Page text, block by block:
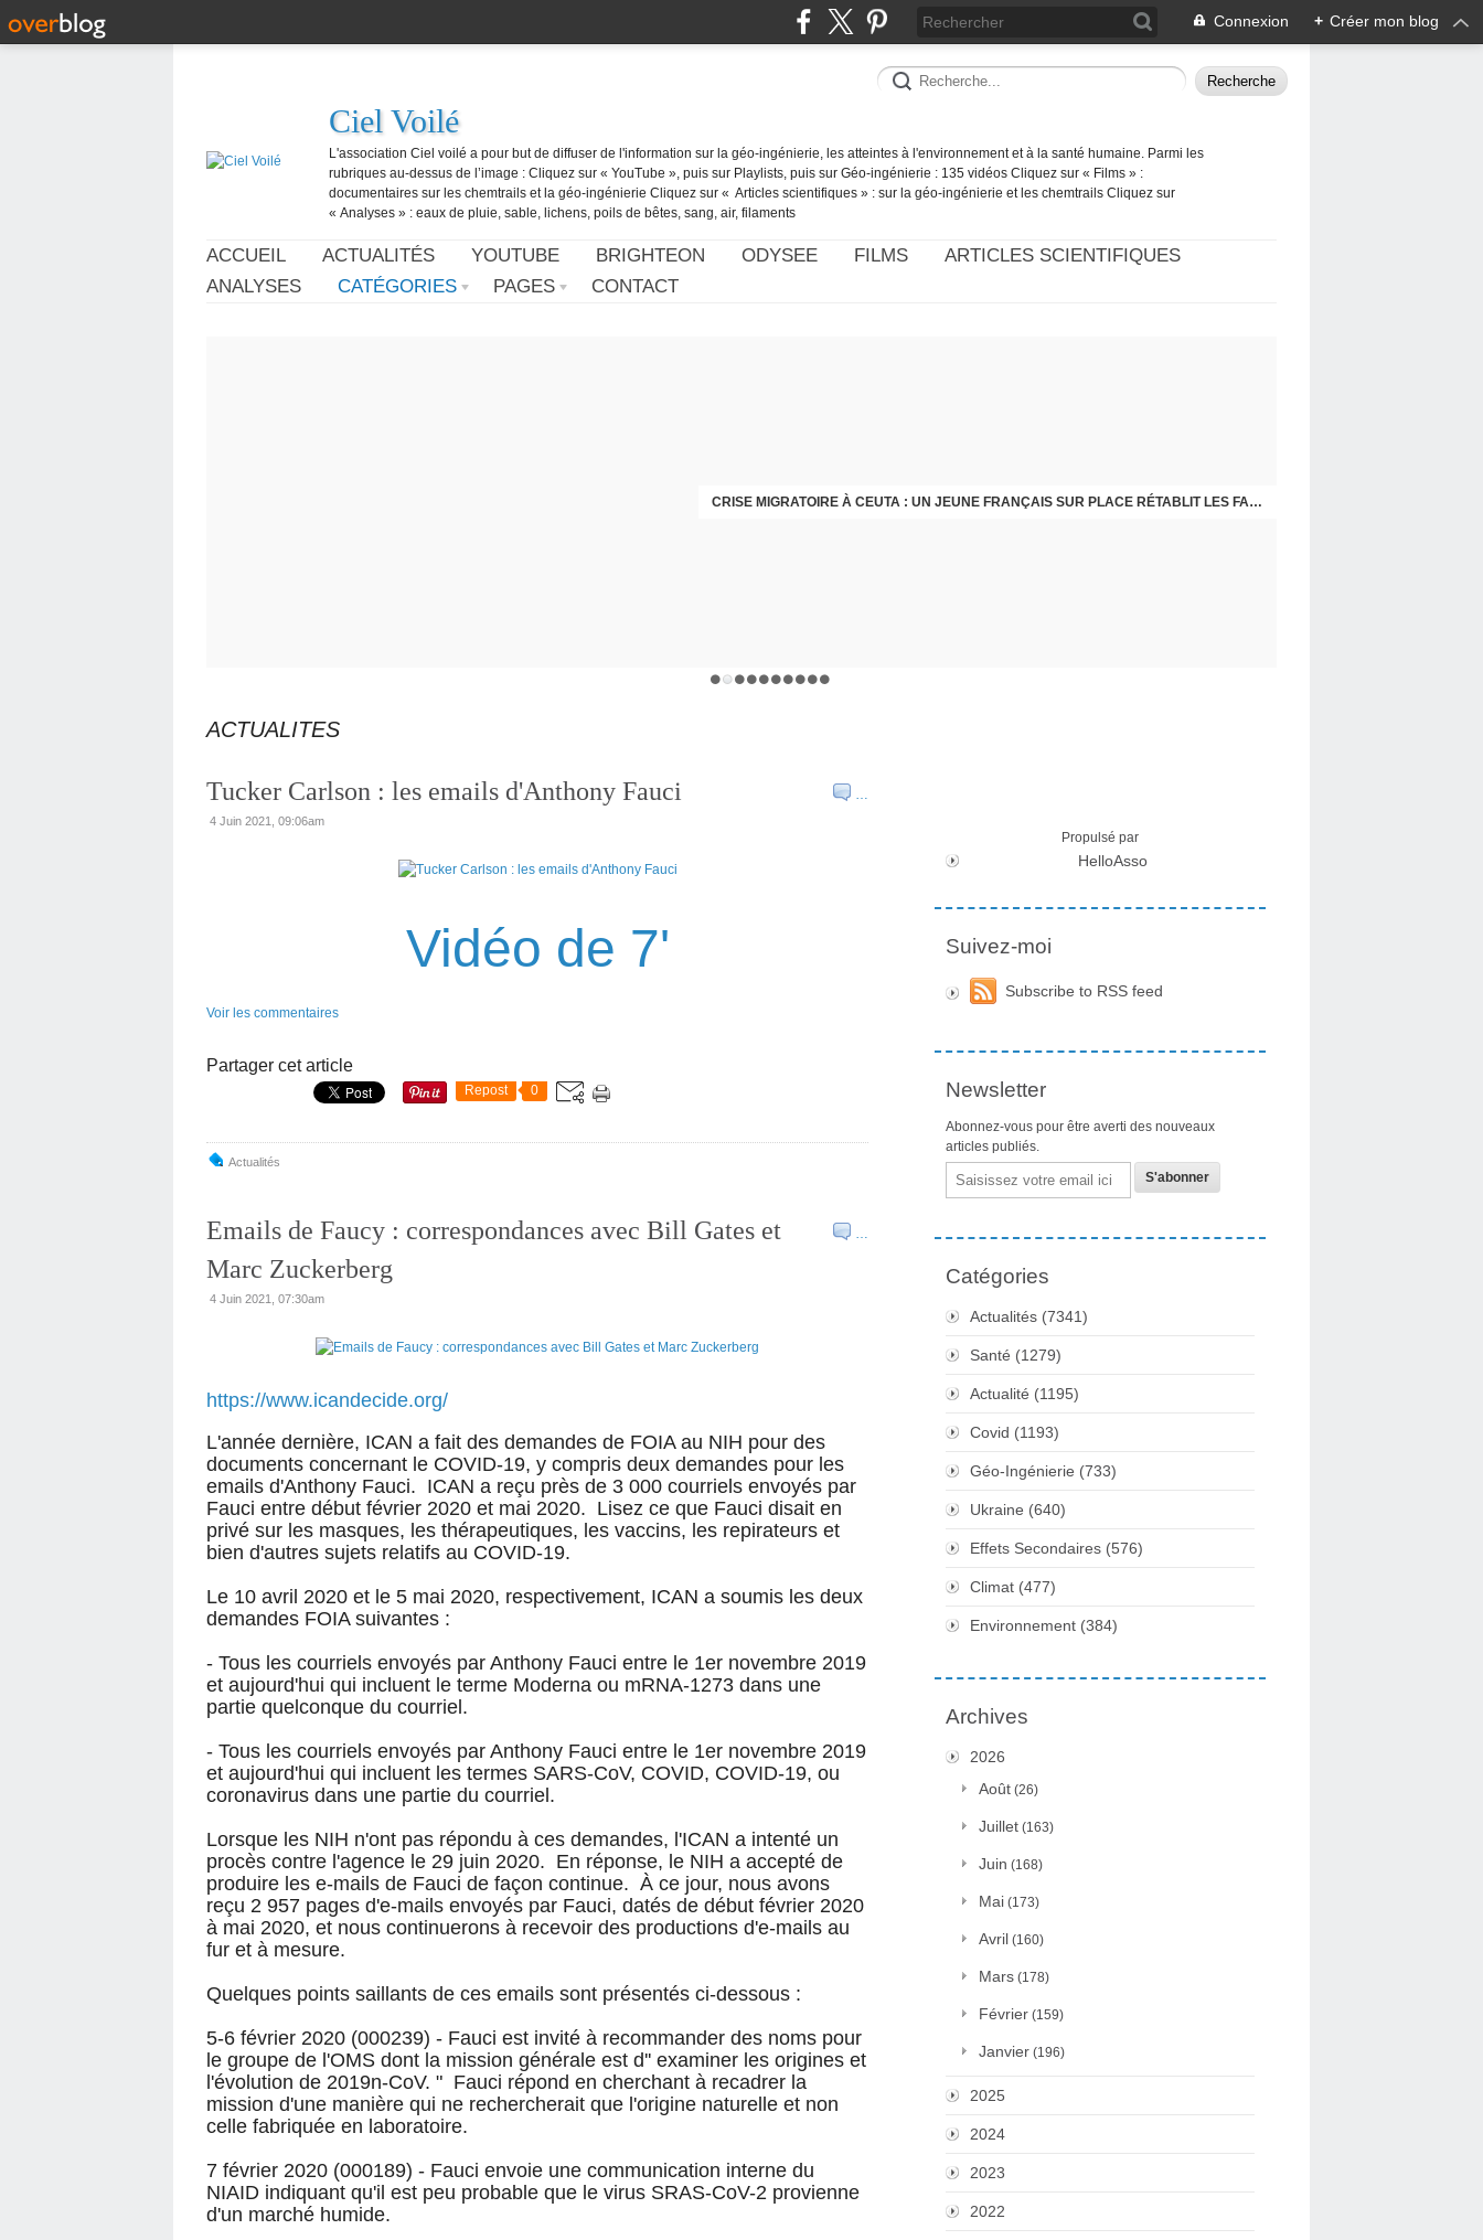
Connexion + Créer mon blog
Ciel Voilé
L'association Ciel voilé a pour but de diffuser de l'information sur la géo-ingénierie, les atteintes à l'environnement et à la santé humaine. Parmi les
rubriques au-dessus de l’image : Cliquez sur « YouTube », puis sur Playlists, puis sur Géo-ingénierie : 135 vidéos Cliquez sur « Films » :
documentaires sur les chemtrails et la géo-ingénierie Cliquez sur « Articles scientifiques » : sur la géo-ingénierie et les chemtrails Cliquez sur
« Analyses » : eaux de pluie, sable, lichens, poils de bêtes, sang, air, filaments
ACCUEIL ACTUALITÉS YOUTUBE BRIGHTEON ODYSEE FILMS
ARTICLES SCIENTIFIQUES
ANALYSES
CATÉGORIES PAGES CONTACT
CRISE MIGRATOIRE À CEUTA : UN JEUNE FRANÇAIS SUR PLACE RÉTABLIT LES FAITS ! - RAPHAËL AYMA
ACTUALITES
…
Tucker Carlson : les emails d'Anthony Fauci
4 Juin 2021, 09:06am
Vidéo de 7'
Voir les commentaires
Partager cet article
Repost 0
Actualités
…
Emails de Faucy : correspondances avec Bill Gates et
Marc Zuckerberg
4 Juin 2021, 07:30am
https://www.icandecide.org/
L'année dernière, ICAN a fait des demandes de FOIA au NIH pour des
documents concernant le COVID-19, y compris deux demandes pour les
emails d'Anthony Fauci. ICAN a reçu près de 3 000 courriels envoyés par
Fauci entre début février 2020 et mai 2020. Lisez ce que Fauci disait en
privé sur les masques, les thérapeutiques, les vaccins, les repirateurs et
bien d'autres sujets relatifs au COVID-19.
Le 10 avril 2020 et le 5 mai 2020, respectivement, ICAN a soumis les deux
demandes FOIA suivantes :
- Tous les courriels envoyés par Anthony Fauci entre le 1er novembre 2019
et aujourd'hui qui incluent le terme Moderna ou mRNA-1273 dans une
partie quelconque du courriel.
- Tous les courriels envoyés par Anthony Fauci entre le 1er novembre 2019
et aujourd'hui qui incluent les termes SARS-CoV, COVID, COVID-19, ou
coronavirus dans une partie du courriel.
Lorsque les NIH n'ont pas répondu à ces demandes, l'ICAN a intenté un
procès contre l'agence le 29 juin 2020. En réponse, le NIH a accepté de
produire les e-mails de Fauci de façon continue. À ce jour, nous avons
reçu 2 957 pages d'e-mails envoyés par Fauci, datés de début février 2020
à mai 2020, et nous continuerons à recevoir des productions d'e-mails au
fur et à mesure.
Quelques points saillants de ces emails sont présentés ci-dessous :
5-6 février 2020 (000239) - Fauci est invité à recommander des noms pour
le groupe de l'OMS dont la mission générale est d'' examiner les origines et
l'évolution de 2019n-CoV. " Fauci répond en cherchant à recadrer la
mission d'une manière qui ne rechercherait que l'origine naturelle et non
celle fabriquée en laboratoire.
7 février 2020 (000189) - Fauci envoie une communication interne du
NIAID indiquant qu'il est peu probable que le virus SRAS-CoV-2 provienne
d'un marché humide.
Propulsé par
HelloAsso
Suivez-moi
Subscribe to RSS feed
Newsletter
Abonnez-vous pour être averti des nouveaux
articles publiés.
Email
Catégories
Actualités (7341)
Santé (1279)
Actualité (1195)
Covid (1193)
Géo-Ingénierie (733)
Ukraine (640)
Effets Secondaires (576)
Climat (477)
Environnement (384)
Archives
2026
Août (26)
Juillet (163)
Juin (168)
Mai (173)
Avril (160)
Mars (178)
Février (159)
Janvier (196)
2025
2024
2023
2022